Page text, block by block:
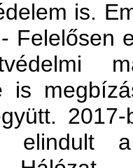
is.
Felelősen
is
elindult